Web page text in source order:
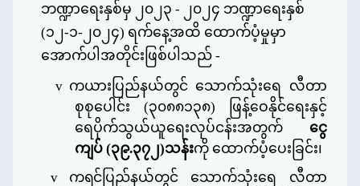
ဘဏ္ဍာရေးနှစ်မှ ၂၀၂၃ - ၂၀၂၄ ဘဏ္ဍာရေးနှစ်
(၁၂-၁-၂၀၂၄) ရက်နေ့အထိ ထောက်ပံ့မှုမှာ
အောက်ပါအတိုင်းဖြစ်ပါသည် -
v ကယားပြည်နယ်တွင် သောက်သုံးရေ လီတာ
စုစုပေါင်း (၃၀၈၈၁၃၈)
ဖြန့်ဝေနိုင်ရေးနှင့်
ရေပိုက်သွယ်ယူရေးလုပ်ငန်းအတွက် ငွေ
ကျပ် (၃၉.၃၇၂)သန်းကို ထောက်ပံ့ပေးခြင်း၊
v
ကရင် ပြည်နယ်တွင် သောက်သုံးရေ လီတာ